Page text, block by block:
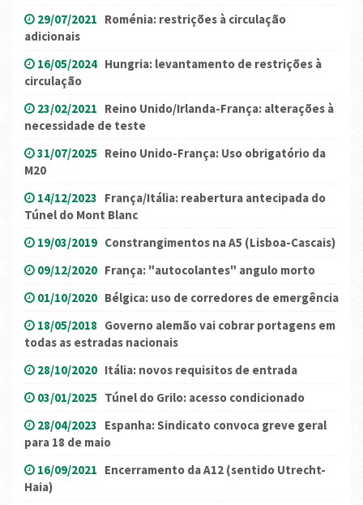
29/07/2021 Roménia: restrições à circulação
adicionais
16/05/2024 Hungria: levantamento de restrições à
circulação
23/02/2021 Reino Unido/Irlanda-França: alterações à
necessidade de teste
31/07/2025 Reino Unido-França: Uso obrigatório da
M20
14/12/2023 França/Itália: reabertura antecipada do
Túnel do Mont Blanc
19/03/2019 Constrangimentos na A5 (Lisboa-Cascais)
09/12/2020 França: "autocolantes" angulo morto
01/10/2020 Bélgica: uso de corredores de emergência
18/05/2018 Governo alemão vai cobrar portagens em
todas as estradas nacionais
28/10/2020 Itália: novos requisitos de entrada
03/01/2025 Túnel do Grilo: acesso condicionado
28/04/2023 Espanha: Sindicato convoca greve geral
para 18 de maio
16/09/2021 Encerramento da A12 (sentido Utrecht-
Haia)